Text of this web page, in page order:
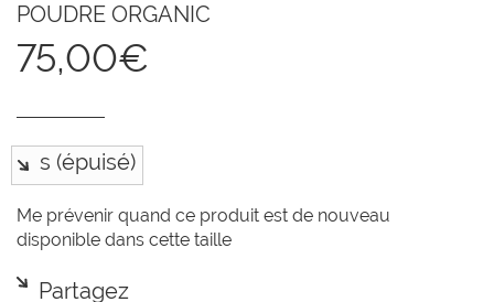
POUDRE ORGANIC
75,00€
Me prévenir quand ce produit est de nouveau
disponible dans cette taille
Partagez